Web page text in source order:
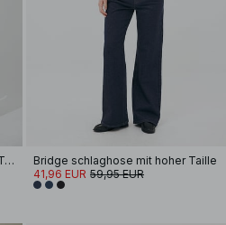
Way gerade Jeans mit mittlerer Taille
Bridge schlaghose mit hoher Taille
41,96 EUR 59,95 EUR